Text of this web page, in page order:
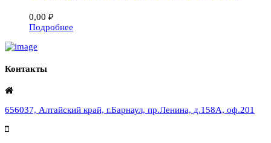
0,00 ₽
Подробнее
Контакты
656037, Алтайский край, г.Барнаул, пр.Ленина, д.158А, оф.201